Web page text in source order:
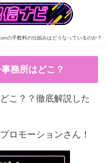
の手数料の仕組みはどうなっているのか？
務所はどこ？
こ？？徹底解説した
ロモーションさん！